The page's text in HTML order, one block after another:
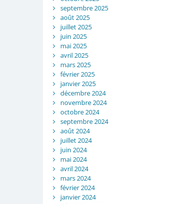
septembre 2025
août 2025
juillet 2025
juin 2025
mai 2025
avril 2025
mars 2025
février 2025
janvier 2025
décembre 2024
novembre 2024
octobre 2024
septembre 2024
août 2024
juillet 2024
juin 2024
mai 2024
avril 2024
mars 2024
février 2024
janvier 2024